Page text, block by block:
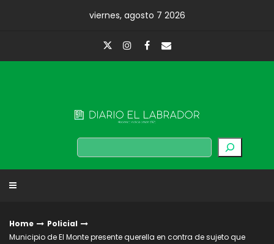
viernes, agosto 7 2026
Buscar
Home
Policial
Municipio de El Monte presente querella en contra de sujeto que